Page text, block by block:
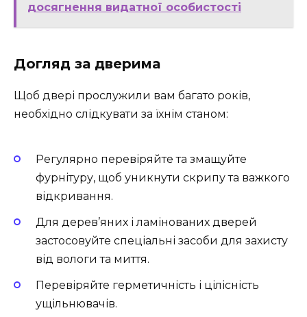
досягнення видатної особистості
Догляд за дверима
Щоб двері прослужили вам багато років,
необхідно слідкувати за їхнім станом:
Регулярно перевіряйте та змащуйте
фурнітуру, щоб уникнути скрипу та важкого
відкривання.
Для дерев’яних і ламінованих дверей
застосовуйте спеціальні засоби для захисту
від вологи та миття.
Перевіряйте герметичність і цілісність
ущільнювачів.